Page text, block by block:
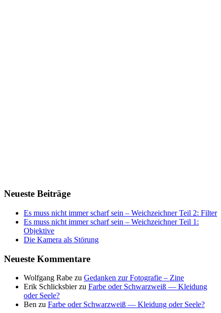
Neueste Beiträge
Es muss nicht immer scharf sein – Weichzeichner Teil 2: Filter
Es muss nicht immer scharf sein – Weichzeichner Teil 1:
Objektive
Die Kamera als Störung
Neueste Kommentare
Wolfgang Rabe zu Gedanken zur Fotografie – Zine
Erik Schlicksbierzu Farbe oder Schwarzweiß — Kleidung
oder Seele?
Ben zu Farbe oder Schwarzweiß — Kleidung oder Seele?